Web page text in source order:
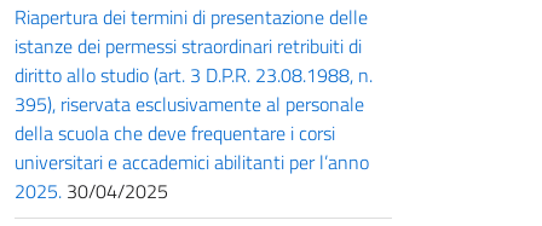
Riapertura dei termini di presentazione delle
istanze dei permessi straordinari retribuiti di
diritto allo studio (art. 3 D.P.R. 23.08.1988, n.
395), riservata esclusivamente al personale
della scuola che deve frequentare i corsi
universitari e accademici abilitanti per l’anno
2025. 30/04/2025